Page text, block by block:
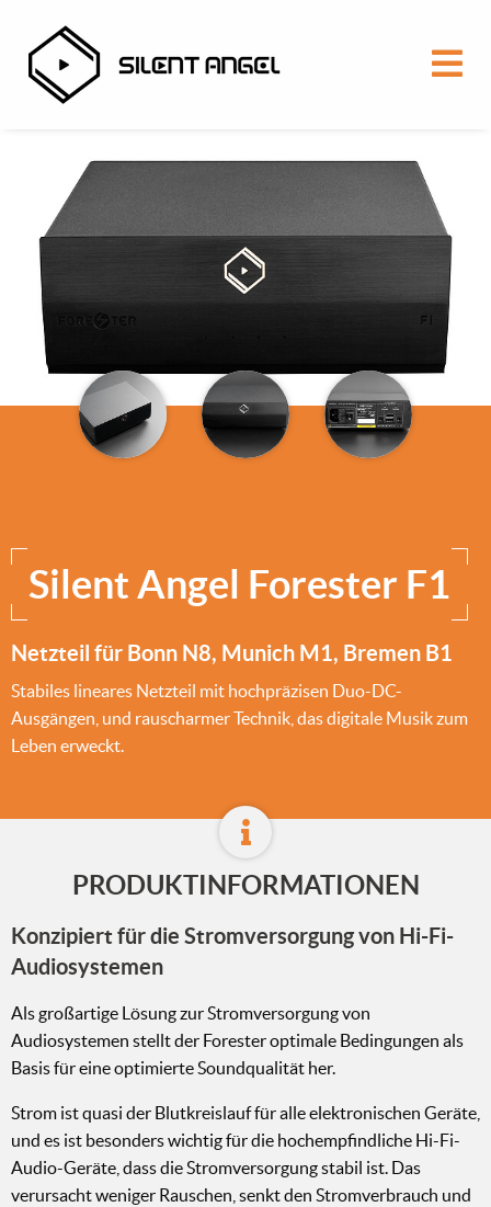
Silent Angel Forester F1
Netzteil für Bonn N8, Munich M1, Bremen B1
Stabiles lineares Netzteil mit hochpräzisen Duo-DC-
Ausgängen, und rauscharmer Technik, das digitale Musik zum
Leben erweckt.
PRODUKTINFORMATIONEN
Konzipiert für die Stromversorgung von Hi-Fi-
Audiosystemen
Als großartige Lösung zur Stromversorgung von
Audiosystemen stellt der Forester optimale Bedingungen als
Basis für eine optimierte Soundqualität her.
Strom ist quasi der Blutkreislauf für alle elektronischen Geräte,
und es ist besonders wichtig für die hochempfindliche Hi-Fi-
Audio-Geräte, dass die Stromversorgung stabil ist. Das
verursacht weniger Rauschen, senkt den Stromverbrauch und